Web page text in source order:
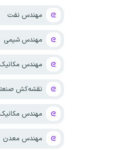
مهندس نفت
مهندس شیمی
مهندس
نقشه‌کش
مهندس
مهندس معدن